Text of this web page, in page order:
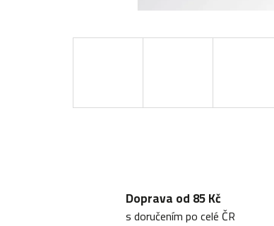
Doprava od 85 Kč
s doručením po celé ČR